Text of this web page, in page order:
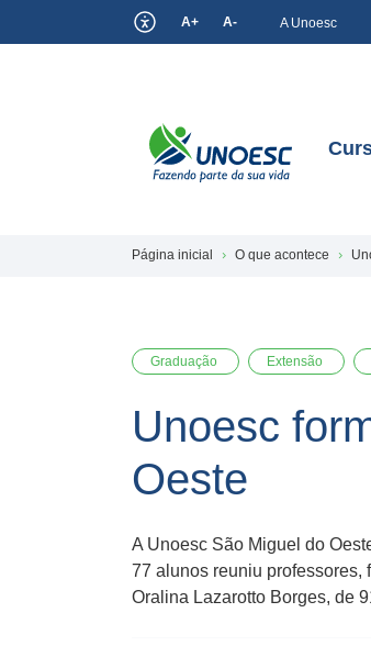
A+ A- A Unoesc
Página inicial O que acontece
Graduação Extensão
Unoesc
Oeste
A Unoesc São Miguel do
77 alunos reuniu professores,
Oralina Lazarotto Borges, de